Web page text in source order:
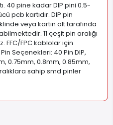
40 pine kadar DIP pini 0.5-
pcb kartıdır. DIP pin
veya kartın alt tarafında
11 çeşit pin aralığı
FFC/FPC kablolar için
Seçenekleri: 40 Pin DIP,
0.75mm, 0.8mm, 0.85mm,
sahip smd pinler